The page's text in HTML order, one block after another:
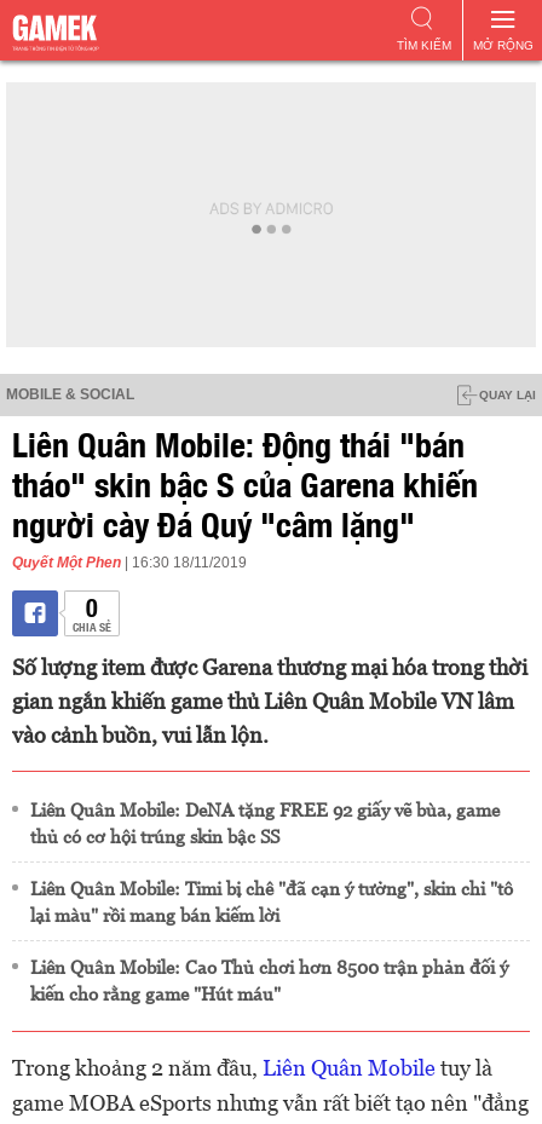
MỞ RỘNG
TÌM KIẾM
MOBILE & SOCIAL QUAY LẠI
Liên Quân Mobile: Động thái "bán
tháo" skin bậc S của Garena khiến
người cày Đá Quý "câm lặng"
Quyết Một Phen | 16:30 18/11/2019
0
CHIA SẺ
Số lượng item được Garena thương mại hóa trong thời
gian ngắn khiến game thủ Liên Quân Mobile VN lâm
vào cảnh buồn, vui lẫn lộn.
Liên Quân Mobile: DeNA tặng FREE 92 giấy vẽ bùa, game
thủ có cơ hội trúng skin bậc SS
Liên Quân Mobile: Timi bị chê "đã cạn ý tưởng", skin chỉ "tô
lại màu" rồi mang bán kiếm lời
Liên Quân Mobile: Cao Thủ chơi hơn 8500 trận phản đối ý
kiến cho rằng game "Hút máu"
Trong khoảng 2 năm đầu, Liên Quân Mobiletuy là
game MOBA eSports nhưng vẫn rất biết tạo nên "đẳng